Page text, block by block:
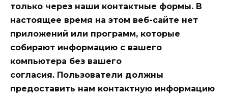
только через наши контактные формы. В
настоящее время на этом веб-сайте нет
приложений или программ, которые
собирают информацию с вашего
компьютера без вашего
согласия. Пользователи должны
предоставить нам контактную информацию